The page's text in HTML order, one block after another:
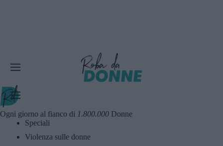
Ogni giorno al fianco di 1.800.000 Donne
Speciali
Violenza sulle donne